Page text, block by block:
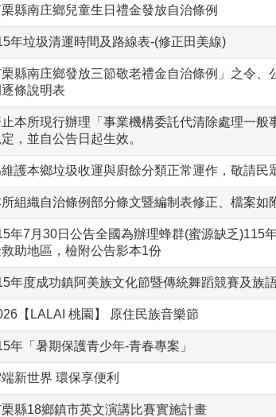
縣南庄鄉兒童生日禮金發放自治條例
年垃圾清運時間及路線表-(修正田美線)
縣南庄鄉發放三節敬老禮金自治條例」之令、
條說明表
本所現行辦理「事業機構委託代清除處理一般
，並自公告日起生效。
護本鄉垃圾收運與廚餘分類正常運作，敬請民
組織自治條例部分條文暨編制表修正、檔案如
年7月30日公告全國為辦理蜂群(蜜源缺乏)115
助地區，檢附公告影本1份
年度成功鎮阿美族文化節暨傳統舞蹈競賽及族
【LALAI 桃園】 原住民族音樂節
年「暑期保護青少年-青春專案」
新世界 環保享便利
縣18鄉鎮市英文演講比賽實施計畫